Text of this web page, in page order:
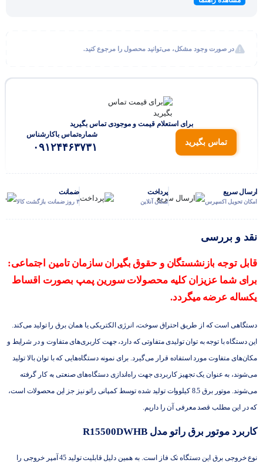
در صورت وجود مشکل، می‌توانید محصول را مرجوع کنید.
برای استعلام قیمت و موجودی تماس بگیرید
تماس بگیرید
شماره‌تماس‌ با‌کارشناس
۰۹۱۲۴۴۶۳۷۳۱
ارسال سریع
امکان تحویل اکسپرس
پرداخت
امکان آنلاین
ضمانت
۳ روز ضمانت بازگشت کالا
نقد و بررسی
قابل توجه بازنشستگان و حقوق بگیران سازمان تامین اجتماعی:
برای شما عزیزان کلیه محصولات سورین پمپ بصورت اقساط
یکساله عرضه میگردد.
دستگاهی است که از طریق احتراق سوخت، انرژی الکتریکی یا همان برق را تولید می‌کند.
این دستگاه با توجه به توان تولیدی متفاوتی که دارد، جهت کاربری‌های متفاوت و در شرایط و
مکان‌های متفاوت مورد استفاده قرار می‌گیرد. برای نمونه دستگاه‌هایی که با توان بالا تولید
می‌شوند، به عنوان یک تجهیز کاربردی جهت راه‌اندازی دستگاه‌های صنعتی به کار گرفته
می‌شوند. موتور برق 8.5 کیلووات
تولید شده توسط کمپانی راتو نیز جز این محصولات است،
که در این مطلب قصد معرفی آن را داریم.
کاربرد موتور برق راتو مدل R15500DWHB
نوع خروجی برق این دستگاه تک فاز است. به همین دلیل قابلیت تولید 45 آمپر خروجی را